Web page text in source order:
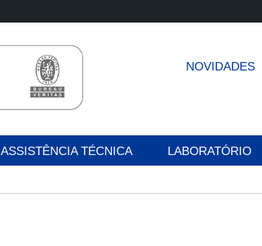
NOVIDADES
ASSISTÊNCIA TÉCNICA LABORATÓRIO